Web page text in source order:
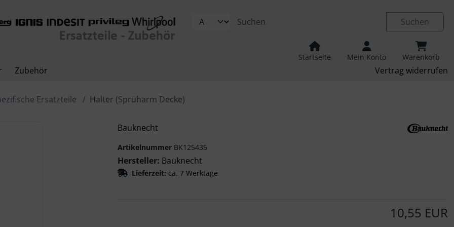
Suchen
Startseite Mein Konto Warenkorb
Zubehör Vertrag widerrufen
Ersatzteile Halter (Sprüharm Decke)
Bauknecht
Artikelnummer BK125435
Hersteller: Bauknecht
Lieferzeit: ca. 7 Werktage
" und "Vor-Button" nutzen, um zwischen den Bildern zu navigieren. Zum Vergrößern klicken Sie auf das Bild.
10,55 EUR